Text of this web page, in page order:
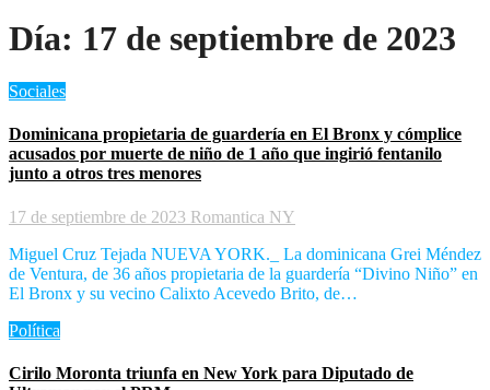
Día: 17 de septiembre de 2023
Sociales
Dominicana propietaria de guardería en El Bronx y cómplice
acusados por muerte de niño de 1 año que ingirió fentanilo
junto a otros tres menores
17 de septiembre de 2023 Romantica NY
Miguel Cruz Tejada NUEVA YORK._ La dominicana Grei Méndez
de Ventura, de 36 años propietaria de la guardería “Divino Niño” en
El Bronx y su vecino Calixto Acevedo Brito, de…
Política
Cirilo Moronta triunfa en New York para Diputado de